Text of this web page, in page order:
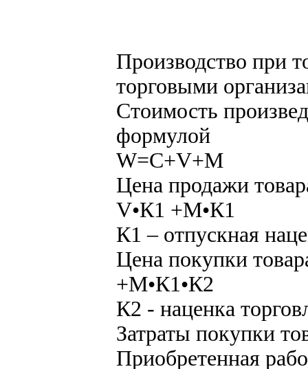
Производство при
торговыми
Стоимость
формулой
W=C+V+M
Цена продажи
V•К1 +M•К1
К1 – отпускная
Цена покупки
+M•К1•К2
К2 - наценка
Затраты покупки
Приобретенная